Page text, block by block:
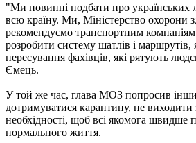
"Ми повинні подбати про українських
всю країну. Ми, Міністерство охорони
рекомендуємо транспортним
розробити систему шатлів і маршрутів,
пересування фахівців, які рятують
Ємець.
У той же час, глава МОЗ попросив
дотримуватися карантину, не виходити
необхідності, щоб всі якомога швидше
нормального життя.